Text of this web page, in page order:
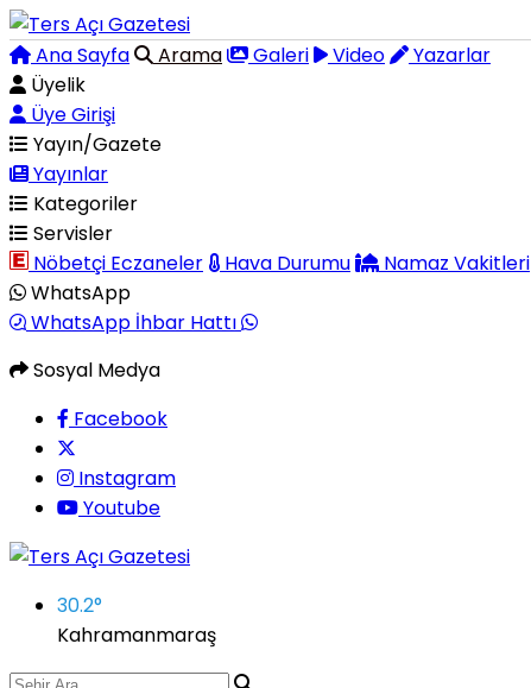
Ana Sayfa Arama Galeri Video
Yazarlar
Üyelik
Üye Girişi
Yayın/Gazete
Yayınlar
Kategoriler
Servisler
Nöbetçi Eczaneler
Hava Durumu Namaz Vakitleri
WhatsApp
WhatsApp İhbar Hattı
Sosyal Medya
Facebook
Instagram
Youtube
30.2°
Kahramanmaraş